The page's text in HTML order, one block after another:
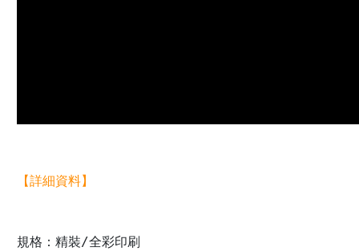
【詳細資料】
規格：精裝/全彩印刷